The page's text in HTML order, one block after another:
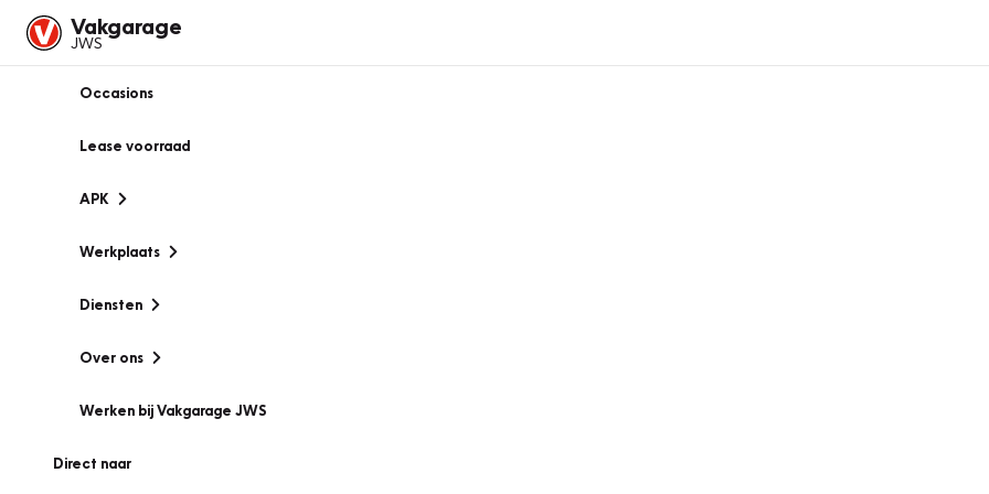
Vakgarage
JWS
Occasions
Lease voorraad
APK
Werkplaats
Diensten
Over ons
Werken bij Vakgarage JWS
Direct naar